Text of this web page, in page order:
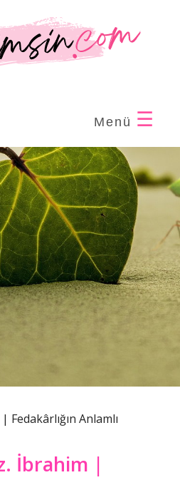
Menü ☰
Fedakârlığın Anlamlı
İbrahim |